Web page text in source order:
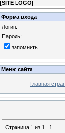
[SITE LOGO]
Форма входа
Логин:
Пароль:
запомнить
Меню сайта
Главная
Страница 1 из 1
1